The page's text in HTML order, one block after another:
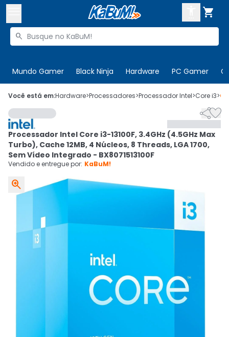

Buscar produtos

Mundo Gamer Black Ninja Hardware PC Gamer
 Olá. Acesse sua conta
 Departamentos
Cupons
Mais Vendidos
 Ativar tradutor em libras
CADASTRE-SE
Você está em:Hardware>Processadores>Processador Intel>Core i3>


Processador Intel Core i3-13100F, 3.4GHz (4.5GHz Max
Turbo), Cache 12MB, 4 Núcleos, 8 Threads, LGA 1700,
Sem Vídeo Integrado - BX8071513100F
Vendido e entregue por: KaBuM!